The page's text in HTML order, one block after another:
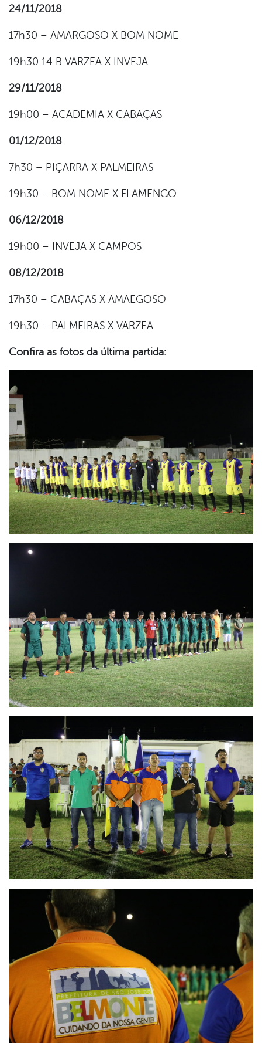
24/11/2018
17h30 – AMARGOSO X BOM NOME
19h30 14 B VARZEA X INVEJA
29/11/2018
19h00 – ACADEMIA X CABAÇAS
01/12/2018
7h30 – PIÇARRA X PALMEIRAS
19h30 – BOM NOME X FLAMENGO
06/12/2018
19h00 – INVEJA X CAMPOS
08/12/2018
17h30 – CABAÇAS X AMAEGOSO
19h30 – PALMEIRAS X VARZEA
Confira as fotos da última partida: